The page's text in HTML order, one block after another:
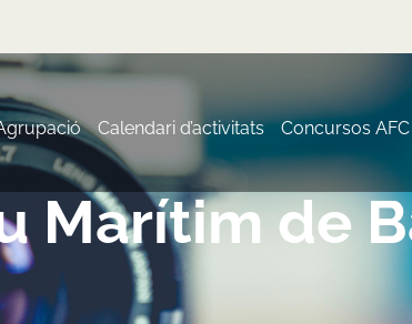
Agrupació Calendari d’activitats Concursos AFC
Marítim de